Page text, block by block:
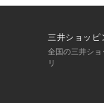
レ ドジャース ど
kusp 26kansougei
三井ショッピ
全国の三井シ
リ